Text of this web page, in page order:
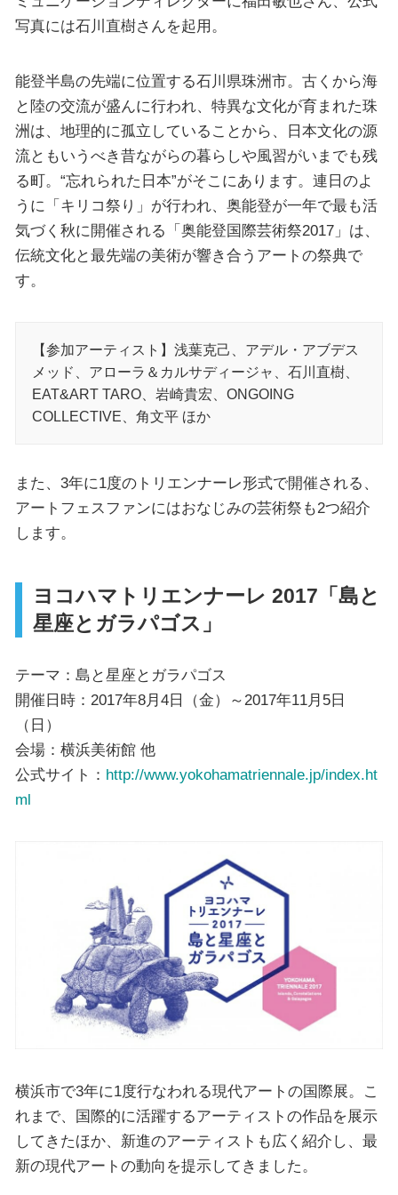
写真には石川直樹さんを起用。
能登半島の先端に位置する石川県珠洲市。古くから海
と陸の交流が盛んに行われ、特異な文化が育まれた珠
洲は、地理的に孤立していることから、日本文化の源
流ともいうべき昔ながらの暮らしや風習がいまでも残
る町。“忘れられた日本”がそこにあります。連日のよ
うに「キリコ祭り」が行われ、奥能登が一年で最も活
気づく秋に開催される「奥能登国際芸術祭2017」は、
伝統文化と最先端の美術が響き合うアートの祭典で
す。
【参加アーティスト】浅葉克己、アデル・アブデス
メッド、アローラ＆カルサディージャ、石川直樹、
EAT&ART TARO、岩崎貴宏、ONGOING
COLLECTIVE、角文平 ほか
また、3年に1度のトリエンナーレ形式で開催される、
アートフェスファンにはおなじみの芸術祭も2つ紹介
します。
ヨコハマトリエンナーレ 2017「島と
星座とガラパゴス」
テーマ：島と星座とガラパゴス
開催日時：2017年8月4日（金）～2017年11月5日
（日）
会場：横浜美術館 他
公式サイト： http://www.yokohamatriennale.jp/index.ht
ml
横浜市で3年に1度行なわれる現代アートの国際展。こ
れまで、国際的に活躍するアーティストの作品を展示
してきたほか、新進のアーティストも広く紹介し、最
新の現代アートの動向を提示してきました。